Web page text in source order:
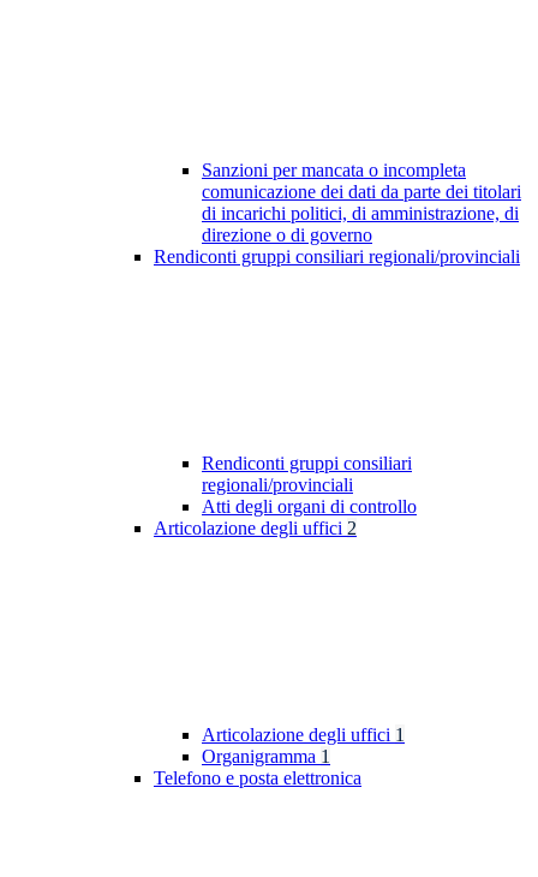
Sanzioni per mancata o incompleta
comunicazione dei dati da parte dei titolari
di incarichi politici, di amministrazione, di
direzione o di governo
Rendiconti gruppi consiliari regionali/provinciali
Rendiconti gruppi consiliari
regionali/provinciali
Atti degli organi di controllo
Articolazione degli uffici 2
Articolazione degli uffici 1
Organigramma 1
Telefono e posta elettronica